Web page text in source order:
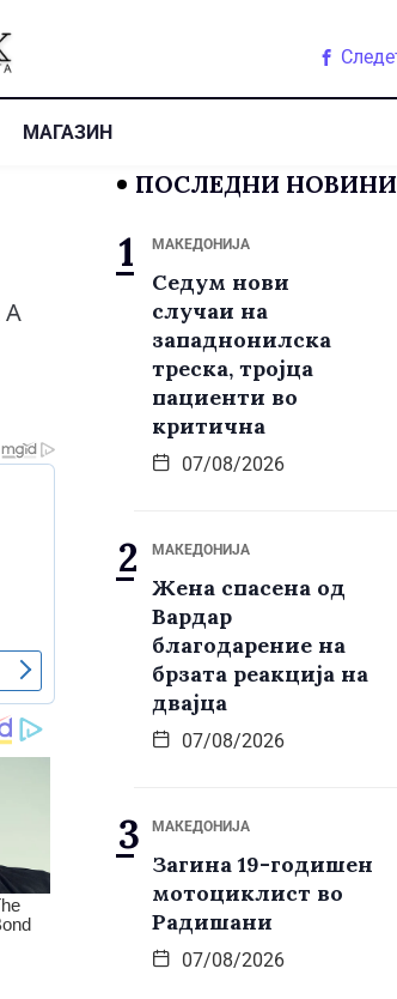
МАГАЗИН
A
ПОСЛЕДНИ НОВИНИ
МАКЕДОНИЈА
Седум нови
случаи на
западнонилска
треска, тројца
пациенти во
критична
07/08/2026
МАКЕДОНИЈА
Жена спасена од
Вардар
благодарение на
брзата реакција на
двајца
07/08/2026
МАКЕДОНИЈА
Загина 19-годишен
мотоциклист во
Радишани
07/08/2026